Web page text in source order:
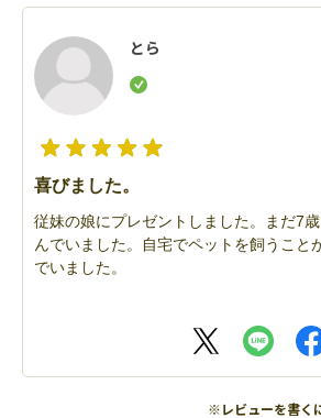
とら
喜びました。
従妹の娘にプレゼントしました。まだ7
んでいました。自宅でペットを飼うこと
でいました。
※レビューを書く